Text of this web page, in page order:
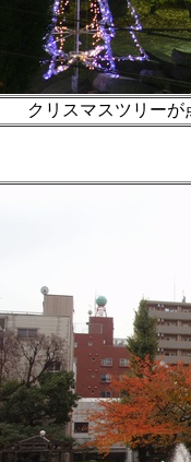
クリスマスツリーが